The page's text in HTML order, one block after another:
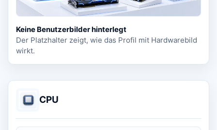
Keine Benutzerbilder hinterlegt
Der Platzhalter zeigt, wie das Profil mit Hardwarebild
wirkt.
CPU